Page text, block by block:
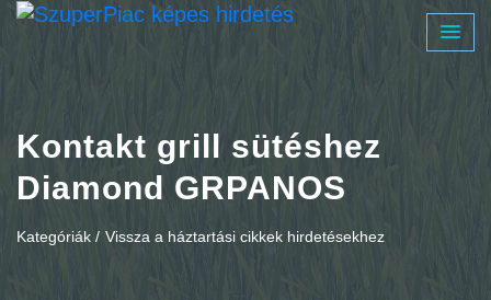
Kontakt grill sütéshez
Diamond GRPANOS
Kategóriák / Vissza a háztartási cikkek hirdetésekhez